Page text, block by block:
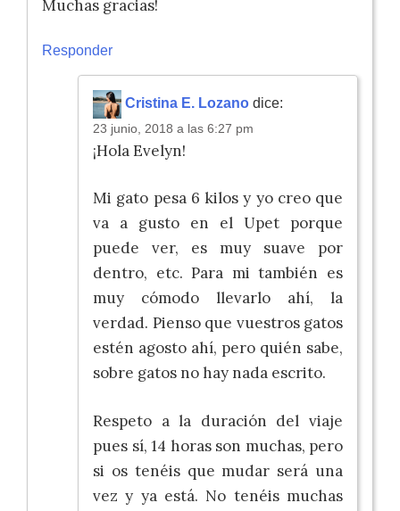
Muchas gracias!
Responder
Cristina E. Lozano dice:
23 junio, 2018 a las 6:27 pm
¡Hola Evelyn!
Mi gato pesa 6 kilos y yo creo que
va a gusto en el Upet porque
puede ver, es muy suave por
dentro, etc. Para mi también es
muy cómodo llevarlo ahí, la
verdad. Pienso que vuestros gatos
estén agosto ahí, pero quién sabe,
sobre gatos no hay nada escrito.
Respeto a la duración del viaje
pues sí, 14 horas son muchas, pero
si os tenéis que mudar será una
vez y ya está. No tenéis muchas